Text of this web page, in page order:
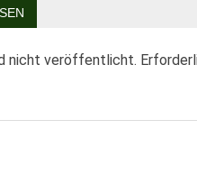
nicht veröffentlicht.